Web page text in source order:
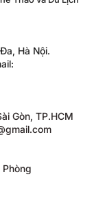
Hà Nội.
Gòn, TP.HCM
Phòng